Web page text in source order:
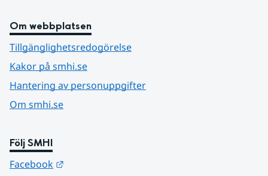
Om webbplatsen
Tillgänglighetsredogörelse
Kakor på smhi.se
Hantering av personuppgifter
Om smhi.se
Följ SMHI
Facebook